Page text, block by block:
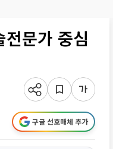
문가 중심
구글 선호매체 추가